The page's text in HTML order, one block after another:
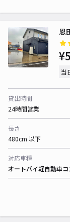
恩
当
貸出時間
24時間営業
長さ
480cm 以下
対応車種
オートバイ軽自動車